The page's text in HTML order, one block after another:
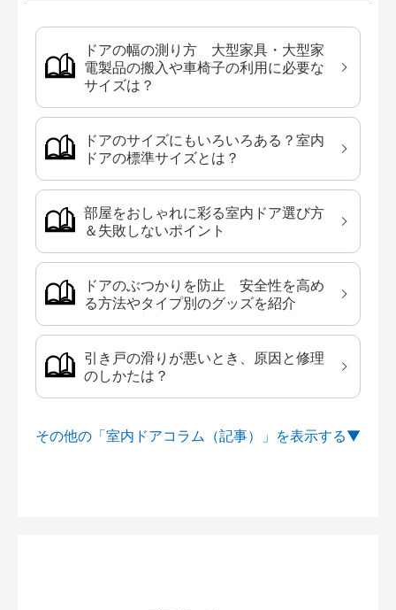
ドアの幅の測り方 大型家具・大型家
電製品の搬入や車椅子の利用に必要な
サイズは？
ドアのサイズにもいろいろある？室内
ドアの標準サイズとは？
部屋をおしゃれに彩る室内ドア選び方
＆失敗しないポイント
ドアのぶつかりを防止 安全性を高め
る方法やタイプ別のグッズを紹介
引き戸の滑りが悪いとき、原因と修理
のしかたは？
その他の「室内ドアコラム（記事）」を